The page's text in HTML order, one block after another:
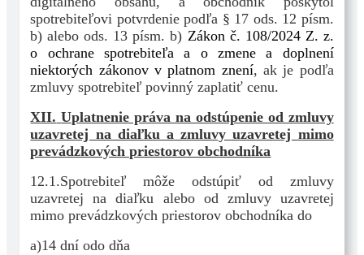
spotrebiteľovi potvrdenie podľa § 17 ods. 12 písm.
b) alebo ods. 13 písm. b) Zákon č. 108/2024 Z. z.
o ochrane spotrebiteľa a o zmene a doplnení
niektorých zákonov v platnom znení, ak je podľa
zmluvy spotrebiteľ povinný zaplatiť cenu.
XII. Uplatnenie práva na odstúpenie od zmluvy
uzavretej na diaľku a zmluvy uzavretej mimo
prevádzkových priestorov obchodníka
12.1.Spotrebiteľ môže odstúpiť od zmluvy
uzavretej na diaľku alebo od zmluvy uzavretej
mimo prevádzkových priestorov obchodníka do
a)14 dní odo dňa